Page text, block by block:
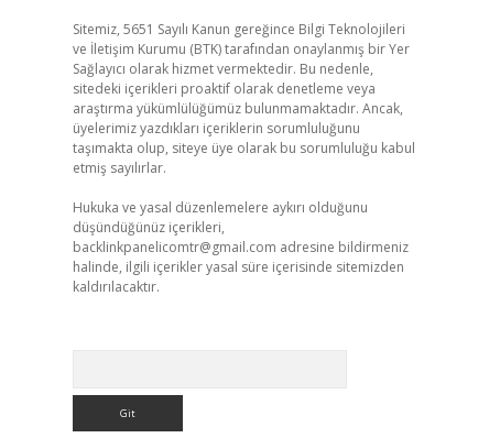
Sitemiz, 5651 Sayılı Kanun gereğince Bilgi Teknolojileri
ve İletişim Kurumu (BTK) tarafından onaylanmış bir Yer
Sağlayıcı olarak hizmet vermektedir. Bu nedenle,
sitedeki içerikleri proaktif olarak denetleme veya
araştırma yükümlülüğümüz bulunmamaktadır. Ancak,
üyelerimiz yazdıkları içeriklerin sorumluluğunu
taşımakta olup, siteye üye olarak bu sorumluluğu kabul
etmiş sayılırlar.
Hukuka ve yasal düzenlemelere aykırı olduğunu
düşündüğünüz içerikleri,
backlinkpanelicomtr@gmail.com adresine bildirmeniz
halinde, ilgili içerikler yasal süre içerisinde sitemizden
kaldırılacaktır.